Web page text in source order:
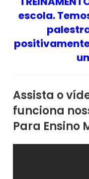
escola.
Assista o
funciona
Para Ensino